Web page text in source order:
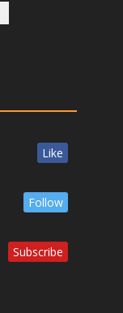
Like
Follow
Subscribe